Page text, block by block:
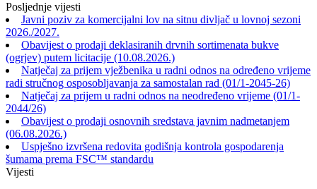
Posljednje vijesti
Javni poziv za komercijalni lov na sitnu divljač u lovnoj sezoni
2026./2027.
Obavijest o prodaji deklasiranih drvnih sortimenata bukve
(ogrjev) putem licitacije (10.08.2026.)
Natječaj za prijem vježbenika u radni odnos na određeno vrijeme
radi stručnog osposobljavanja za samostalan rad (01/1-2045-26)
Natječaj za prijem u radni odnos na neodređeno vrijeme (01/1-
2044/26)
Obavijest o prodaji osnovnih sredstava javnim nadmetanjem
(06.08.2026.)
Uspješno izvršena redovita godišnja kontrola gospodarenja
šumama prema FSC™ standardu
Vijesti